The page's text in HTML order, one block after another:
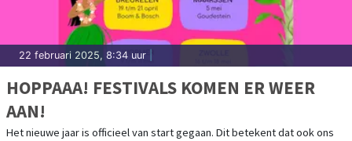
22 februari 2025, 8:34 uur
HOPPAAA! FESTIVALS KOMEN ER WEER
AAN!
Het nieuwe jaar is officieel van start gegaan. Dit betekent dat ook ons